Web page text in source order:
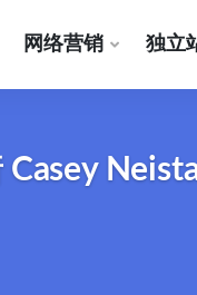
网络营销 独立
Casey